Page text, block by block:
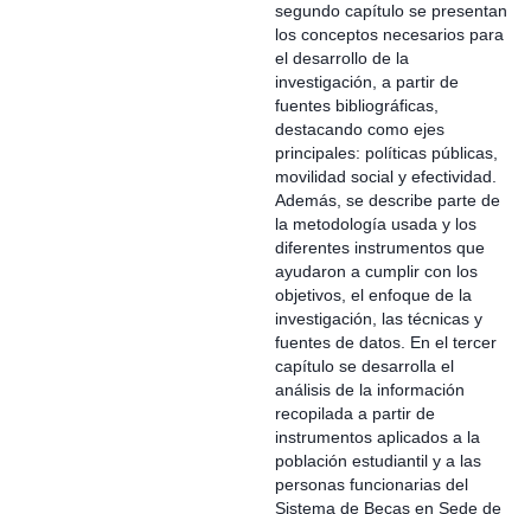
segundo capítulo se presentan
los conceptos necesarios para
el desarrollo de la
investigación, a partir de
fuentes bibliográficas,
destacando como ejes
principales: políticas públicas,
movilidad social y efectividad.
Además, se describe parte de
la metodología usada y los
diferentes instrumentos que
ayudaron a cumplir con los
objetivos, el enfoque de la
investigación, las técnicas y
fuentes de datos. En el tercer
capítulo se desarrolla el
análisis de la información
recopilada a partir de
instrumentos aplicados a la
población estudiantil y a las
personas funcionarias del
Sistema de Becas en Sede de